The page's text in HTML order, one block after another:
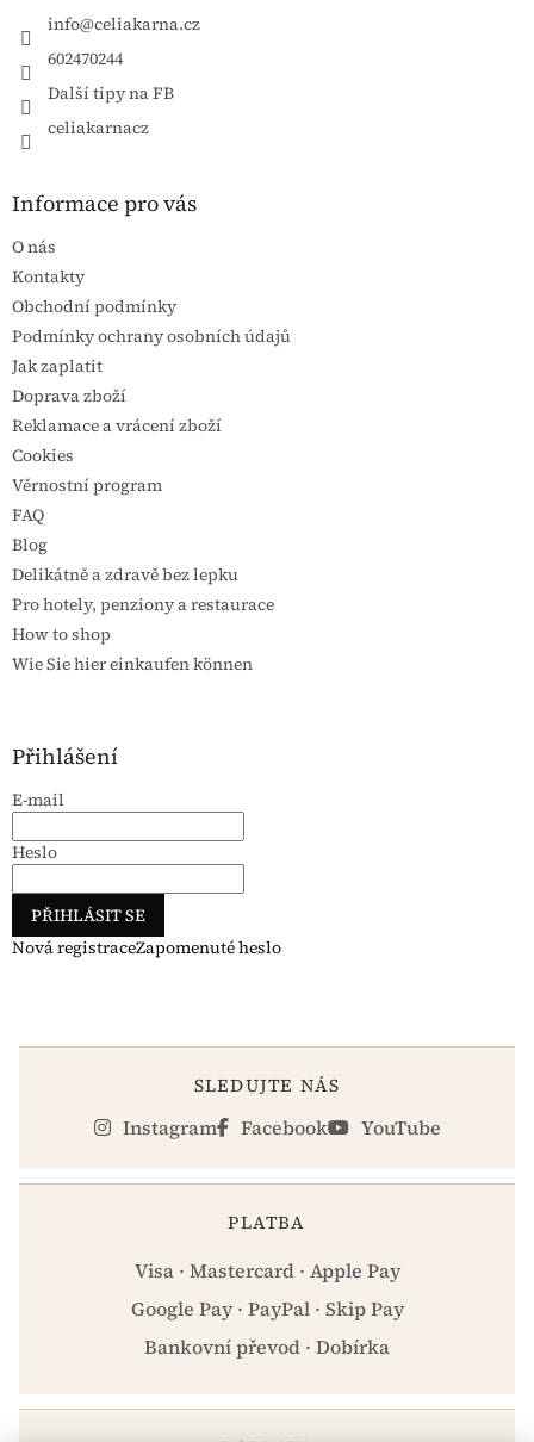
info@celiakarna.cz
602470244
Další tipy na FB
celiakarnacz
Informace pro vás
O nás
Kontakty
Obchodní podmínky
Podmínky ochrany osobních údajů
Jak zaplatit
Doprava zboží
Reklamace a vrácení zboží
Cookies
Věrnostní program
FAQ
Blog
Delikátně a zdravě bez lepku
Pro hotely, penziony a restaurace
How to shop
Wie Sie hier einkaufen können
Přihlášení
E-mail
Heslo
PŘIHLÁSIT SE
Nová registraceZapomenuté heslo
SLEDUJTE NÁS
Instagram Facebook YouTube
PLATBA
Visa · Mastercard · Apple Pay
Google Pay · PayPal · Skip Pay
Bankovní převod · Dobírka